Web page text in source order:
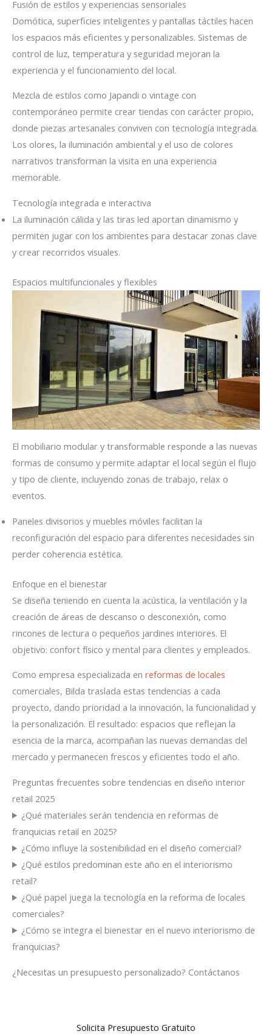
Fusión de estilos y experiencias sensoriales
Domótica, superficies inteligentes y pantallas táctiles hacen
los espacios más eficientes y personalizables. Sistemas de
control de luz, temperatura y seguridad mejoran la
experiencia y el funcionamiento del local.
Mezcla de estilos como Japandi o vintage con
contemporáneo permite crear tiendas con carácter propio,
donde piezas artesanales conviven con tecnología integrada.
Los olores, la iluminación ambiental y el uso de colores
narrativos transforman la visita en una experiencia
memorable.
Tecnología integrada e interactiva
La iluminación cálida y las tiras led aportan dinamismo y
permiten jugar con los ambientes para destacar zonas clave
y crear recorridos visuales.
Espacios multifuncionales y flexibles
El mobiliario modular y transformable responde a las nuevas
formas de consumo y permite adaptar el local según el flujo
y tipo de cliente, incluyendo zonas de trabajo, relax o
eventos.
Paneles divisorios y muebles móviles facilitan la
reconfiguración del espacio para diferentes necesidades sin
perder coherencia estética.
Enfoque en el bienestar
Se diseña teniendo en cuenta la acústica, la ventilación y la
creación de áreas de descanso o desconexión, como
rincones de lectura o pequeños jardines interiores. El
objetivo: confort físico y mental para clientes y empleados.
Como empresa especializada en reformas de locales
comerciales, Bilda traslada estas tendencias a cada
proyecto, dando prioridad a la innovación, la funcionalidad y
la personalización. El resultado: espacios que reflejan la
esencia de la marca, acompañan las nuevas demandas del
mercado y permanecen frescos y eficientes todo el año.
Preguntas frecuentes sobre tendencias en diseño interior
retail 2025
¿Qué materiales serán tendencia en reformas de
franquicias retail en 2025?
¿Cómo influye la sostenibilidad en el diseño comercial?
¿Qué estilos predominan este año en el interiorismo
retail?
¿Qué papel juega la tecnología en la reforma de locales
comerciales?
¿Cómo se integra el bienestar en el nuevo interiorismo de
franquicias?
¿Necesitas un presupuesto personalizado? Contáctanos
Solicita Presupuesto Gratuito